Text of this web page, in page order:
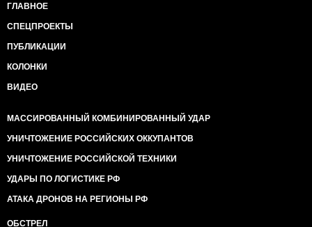
ГЛАВНОЕ
СПЕЦПРОЕКТЫ
ПУБЛИКАЦИИ
КОЛОНКИ
ВИДЕО
МАССИРОВАННЫЙ КОМБИНИРОВАННЫЙ УДАР
УНИЧТОЖЕНИЕ РОССИЙСКИХ ОККУПАНТОВ
УНИЧТОЖЕНИЕ РОССИЙСКОЙ ТЕХНИКИ
УДАРЫ ПО ЛОГИСТИКЕ РФ
АТАКА ДРОНОВ НА РЕГИОНЫ РФ
ОБСТРЕЛ